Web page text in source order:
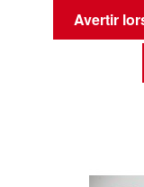
Avertir